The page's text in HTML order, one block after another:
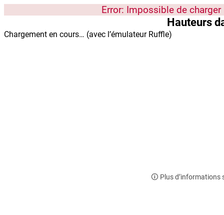
Error: Impossible de
Hauteurs
Chargement en cours… (avec l’émulateur Ruffle)
🛈 Plus d’informations